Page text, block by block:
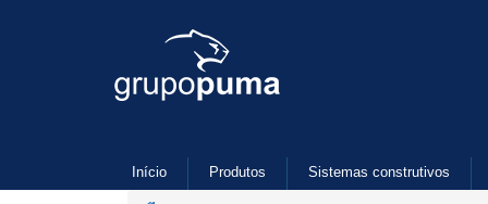
Início Produtos Sistemas construtivos